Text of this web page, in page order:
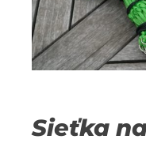
Sieťka